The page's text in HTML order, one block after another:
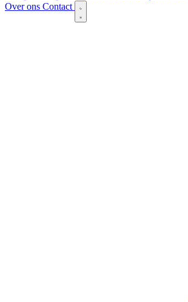
Over ons Contact